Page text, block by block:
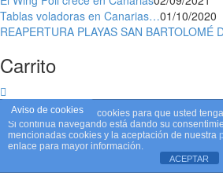
Tablas voladoras en Canarias…01/10/2020
REAPERTURA PLAYAS SAN BARTOLOMÉ
Carrito
Este sitio web utiliza cookies para que usted
Si continúa navegando está dando su
mencionadas cookies y la aceptación de nuestra
enlace para mayor información.
ACEPTAR
Aviso de cookies